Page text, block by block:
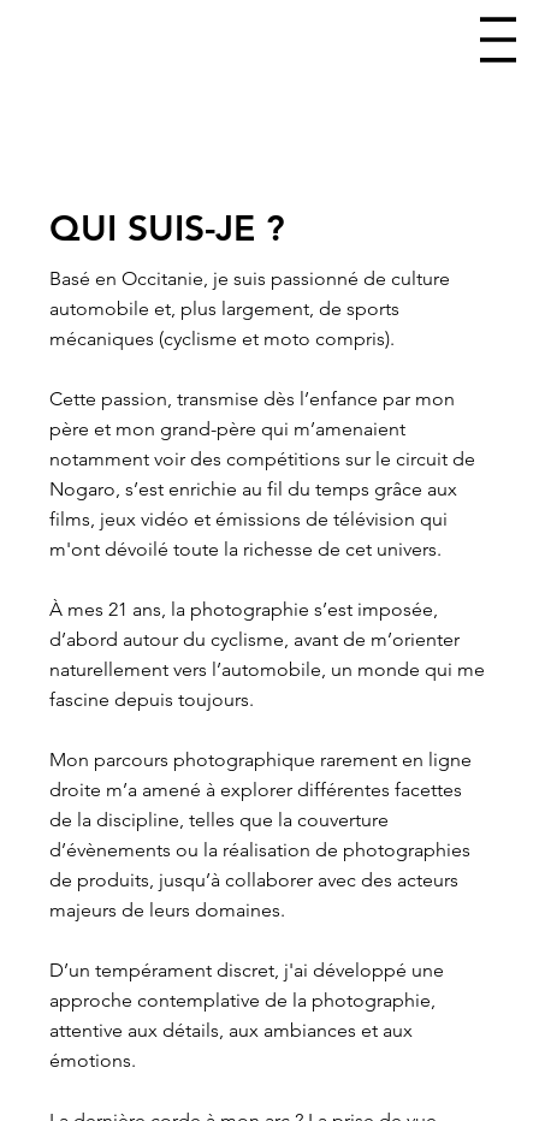
QUI SUIS-JE ?
Basé en Occitanie, je suis passionné de culture
automobile et, plus largement, de sports
mécaniques (cyclisme et moto compris).
Cette passion, transmise dès l’enfance par mon
père et mon grand-père qui m’amenaient
notamment voir des compétitions sur le circuit de
Nogaro, s’est enrichie au fil du temps grâce aux
films, jeux vidéo et émissions de télévision qui
m'ont dévoilé toute la richesse de cet univers.
À mes 21 ans, la photographie s’est imposée,
d’abord autour du cyclisme, avant de m’orienter
naturellement vers l’automobile, un monde qui me
fascine depuis toujours.
Mon parcours photographique rarement en ligne
droite m’a amené à explorer différentes facettes
de la discipline, telles que la couverture
d’évènements ou la réalisation de photographies
de produits, jusqu’à collaborer avec des acteurs
majeurs de leurs domaines.
D’un tempérament discret, j'ai développé une
approche contemplative de la photographie,
attentive aux détails, aux ambiances et aux
émotions.